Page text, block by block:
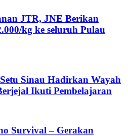
JTR, JNE Berikan
kg ke seluruh Pulau
Sinau Hadirkan Wayah
Ikuti Pembelajaran
Survival – Gerakan